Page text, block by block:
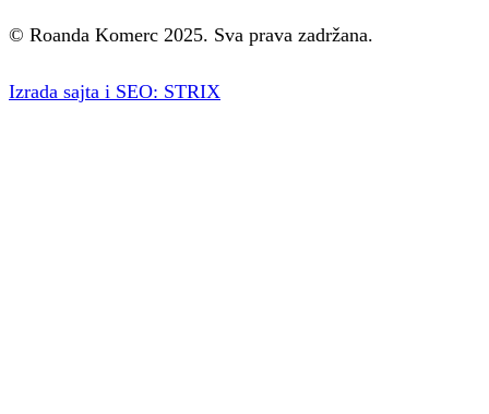
© Roanda Komerc 2025. Sva prava zadržana.
Izrada sajta i SEO: STRIX